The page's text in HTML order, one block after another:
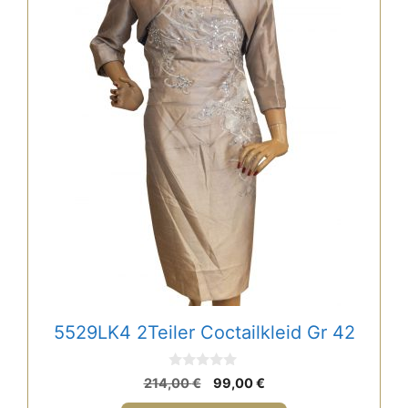
5529LK4 2Teiler Coctailkleid Gr 42
0
v
o
214,00€
Ursprünglicher
Preis
99,00€Aktueller
Preis